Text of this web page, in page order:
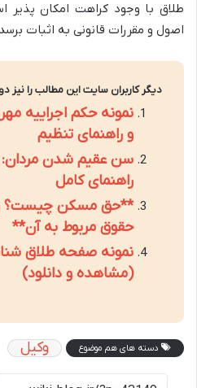
طلاق با وجود کراهت امکان پذیر
اصول و مقررات قانونی به اثبات
دیگر کاربران سایت این مطالب را نیز
نمونه حکم اجراییه
و راهنمای تنظیم
سن عقیم شدن مردان:
راهنمای کامل
**حق مسکن چیست؟
حقوق مربوط به آن**
نمونه صفحه طلاق
(مشاهده و دانلود)
دسته های هم موضوع وکیل